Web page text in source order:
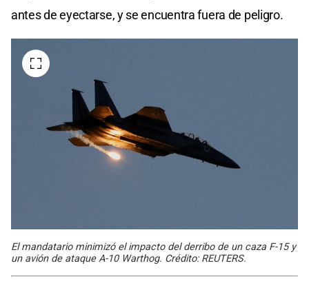
antes de eyectarse, y se encuentra fuera de peligro.
El mandatario minimizó el impacto del derribo de un caza F-15 y
un avión de ataque A-10 Warthog. Crédito: REUTERS.